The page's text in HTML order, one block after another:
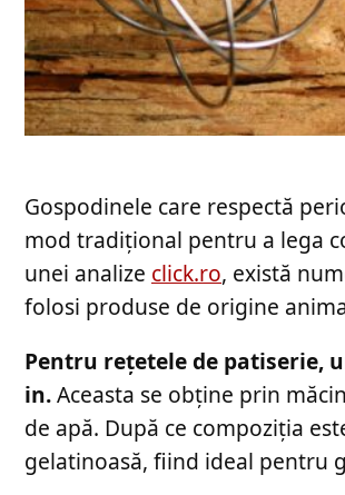
Gospodinele care respectă
mod tradițional pentru a lega
unei analize click.ro, există
folosi produse de origine
Pentru rețetele de patiserie,
in.Aceasta se obține prin
de apă. După ce compoziția
gelatinoasă, fiind ideal pentru